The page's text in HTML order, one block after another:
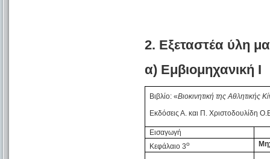
2. Εξεταστέα ύλη
α) Εμβιομηχανική Ι
Βιβλίο: «Βιοκινητική της Αθλητικής
Εκδόσεις Α. και Π. Χριστοδουλίδη
Εισαγωγή
Κεφάλαιο 3ο